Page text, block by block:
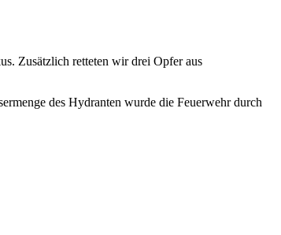
Zusätzlich retteten wir drei Opfer aus
des Hydranten wurde die Feuerwehr durch